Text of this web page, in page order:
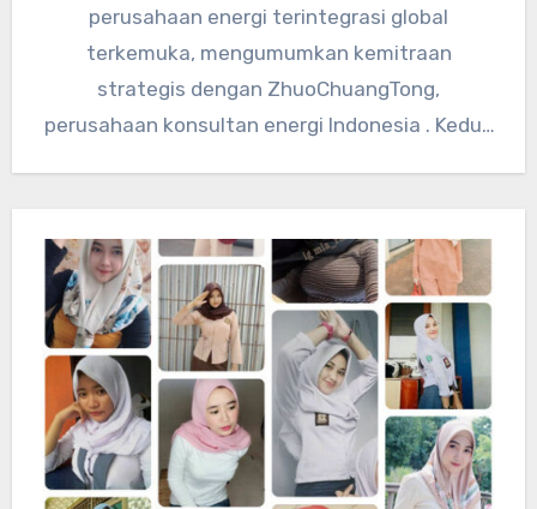
perusahaan energi terintegrasi global
terkemuka, mengumumkan kemitraan
strategis dengan ZhuoChuangTong,
perusahaan konsultan energi Indonesia . Kedua